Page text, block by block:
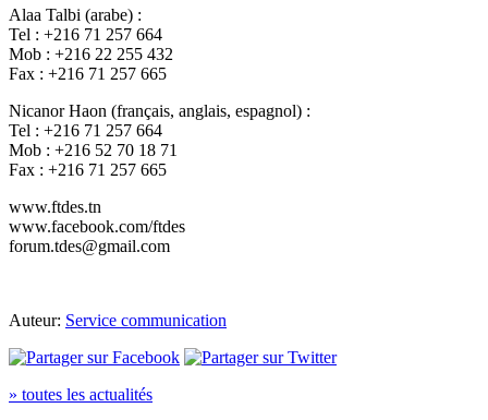
Alaa Talbi (arabe) :
Tel : +216 71 257 664
Mob : +216 22 255 432
Fax : +216 71 257 665
Nicanor Haon (français, anglais, espagnol) :
Tel : +216 71 257 664
Mob : +216 52 70 18 71
Fax : +216 71 257 665
www.ftdes.tn
www.facebook.com/ftdes
forum.tdes@gmail.com
Auteur: Service communication
» toutes les actualités